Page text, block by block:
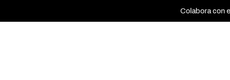
Colabora con